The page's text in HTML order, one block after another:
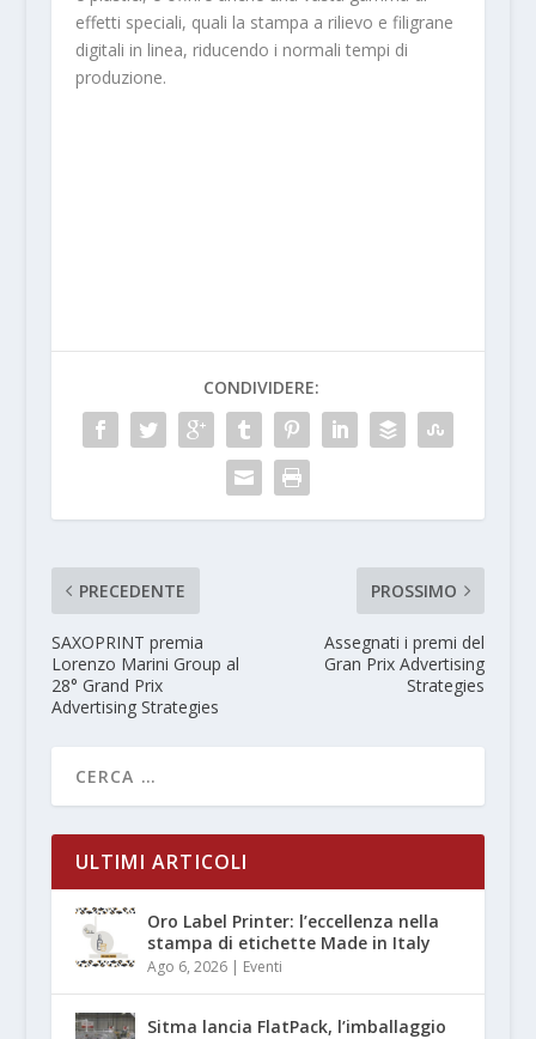
effetti speciali, quali la stampa a rilievo e filigrane
digitali in linea, riducendo i normali tempi di
produzione.
CONDIVIDERE:
PRECEDENTE
SAXOPRINT premia
Lorenzo Marini Group al
28° Grand Prix
Advertising Strategies
PROSSIMO
Assegnati i premi del
Gran Prix Advertising
Strategies
ULTIMI ARTICOLI
Oro Label Printer: l’eccellenza nella
stampa di etichette Made in Italy
Ago 6, 2026| Eventi
Sitma lancia FlatPack, l’imballaggio